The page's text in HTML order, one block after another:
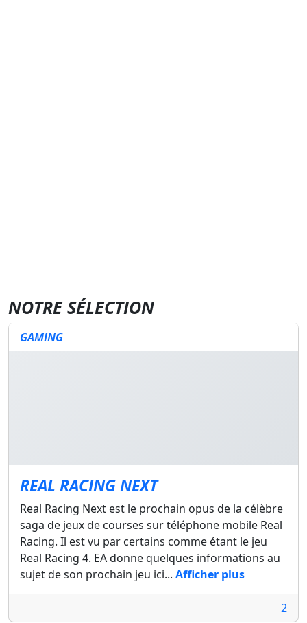
NOTRE SÉLECTION
GAMING
REAL RACING NEXT
Real Racing Next est le prochain opus de la célèbre
saga de jeux de courses sur téléphone mobile Real
Racing. Il est vu par certains comme étant le jeu
Real Racing 4. EA donne quelques informations au
sujet de son prochain jeu ici... Afficher plus
2